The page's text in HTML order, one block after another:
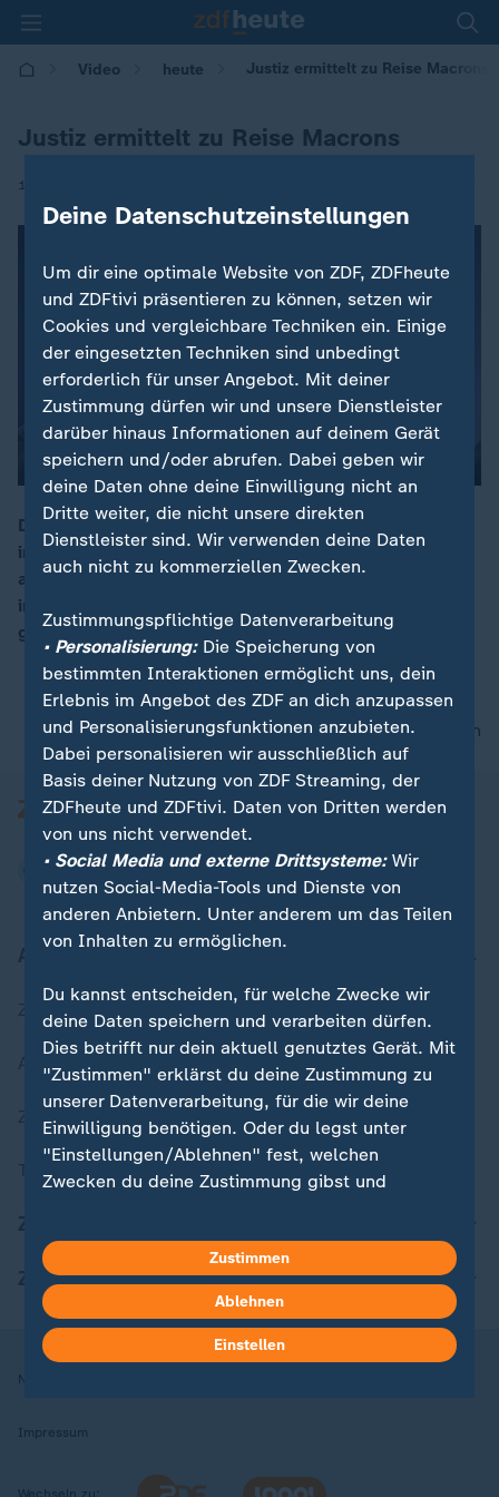
Video heute Justiz ermittelt zu Reise Macrons
Justiz ermittelt zu Reise Macrons
14.03.2017 | 21:11
00:04
Der französische Präsidentschaftskandidat Macron ist
ins Visier der Justiz geraten. Sie hat Vorermittlungen
aufgenommen im Zusammenhang mit einer USA-Reise
in der Zeit, als Macron Wirtschaftsminister war. Dabei
geht es um den Vorwurf der Günstlingswirtschaft.
nach oben
Zuletzt veröffentlicht
Aktuelle Sendungs-Videos
ZDFheute Stories
Themen im Überblick
ZDFheute Apps
Nutzungsbedingungen
Impressum
Wechseln zu:
Deine Datenschutzeinstellungen
Um dir eine optimale Website von ZDF, ZDFheute
und ZDFtivi präsentieren zu können, setzen wir
Cookies und vergleichbare Techniken ein. Einige
der eingesetzten Techniken sind unbedingt
erforderlich für unser Angebot. Mit deiner
Zustimmung dürfen wir und unsere Dienstleister
darüber hinaus Informationen auf deinem Gerät
speichern und/oder abrufen. Dabei geben wir
deine Daten ohne deine Einwilligung nicht an
Dritte weiter, die nicht unsere direkten
Dienstleister sind. Wir verwenden deine Daten
auch nicht zu kommerziellen Zwecken.
Zustimmungspflichtige Datenverarbeitung
• Personalisierung:Die Speicherung von
bestimmten Interaktionen ermöglicht uns, dein
Erlebnis im Angebot des ZDF an dich anzupassen
und Personalisierungsfunktionen anzubieten.
Dabei personalisieren wir ausschließlich auf
Basis deiner Nutzung von ZDF Streaming, der
ZDFheute und ZDFtivi. Daten von Dritten werden
von uns nicht verwendet.
• Social Media und externe Drittsysteme:Wir
nutzen Social-Media-Tools und Dienste von
anderen Anbietern. Unter anderem um das Teilen
von Inhalten zu ermöglichen.
Du kannst entscheiden, für welche Zwecke wir
deine Daten speichern und verarbeiten dürfen.
Dies betrifft nur dein aktuell genutztes Gerät. Mit
"Zustimmen" erklärst du deine Zustimmung zu
unserer Datenverarbeitung, für die wir deine
Einwilligung benötigen. Oder du legst unter
"Einstellungen/Ablehnen" fest, welchen
Zwecken du deine Zustimmung gibst und
in deinen Einstellungen widerrufen oder ändern.
Hier findest du das Impressum.
Weitere Informationen findest du in unserer
Datenschutzerklärung.
Zustimmen
Ablehnen
Einstellen